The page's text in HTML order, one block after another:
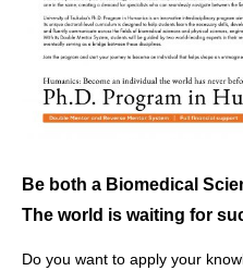
Be both a Biomedical
The world is waiting for
Do you want to apply your